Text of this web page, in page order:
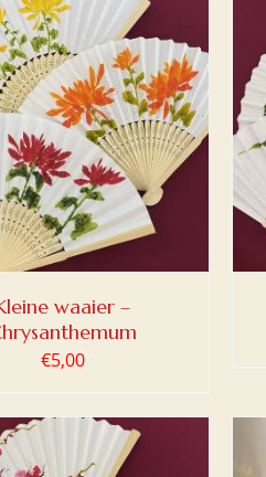
waaier –
€5,00
AAN WINKELWAGEN
/
DETAILS